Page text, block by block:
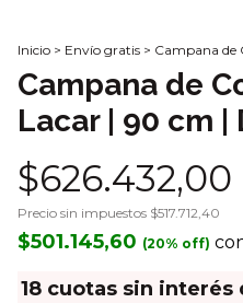
Inicio > Envío gratis > Campana de
Campana de
Lacar | 90 cm |
$626.432,00
Precio sin impuestos $517.712,40
$501.145,60
18 cuotas sin interés